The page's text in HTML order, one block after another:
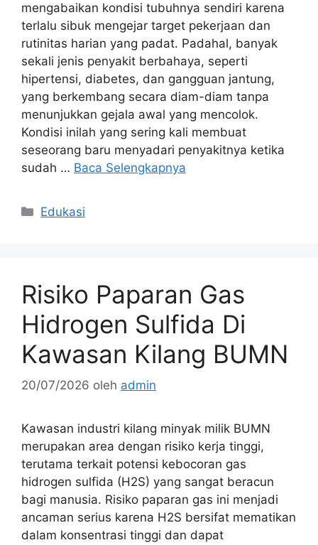
mengabaikan kondisi tubuhnya sendiri karena
terlalu sibuk mengejar target pekerjaan dan
rutinitas harian yang padat. Padahal, banyak
sekali jenis penyakit berbahaya, seperti
hipertensi, diabetes, dan gangguan jantung,
yang berkembang secara diam-diam tanpa
menunjukkan gejala awal yang mencolok.
Kondisi inilah yang sering kali membuat
seseorang baru menyadari penyakitnya ketika
sudah … Baca Selengkapnya
Kategori
Edukasi
Risiko Paparan Gas
Hidrogen Sulfida Di
Kawasan Kilang BUMN
20/07/2026 oleh admin
Kawasan industri kilang minyak milik BUMN
merupakan area dengan risiko kerja tinggi,
terutama terkait potensi kebocoran gas
hidrogen sulfida (H2S) yang sangat beracun
bagi manusia. Risiko paparan gas ini menjadi
ancaman serius karena H2S bersifat mematikan
dalam konsentrasi tinggi dan dapat